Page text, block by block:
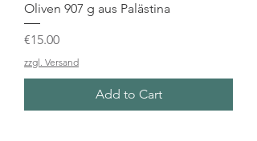
Oliven 907 g aus Palästina
Price
€15.00
zzgl. Versand
Add to Cart